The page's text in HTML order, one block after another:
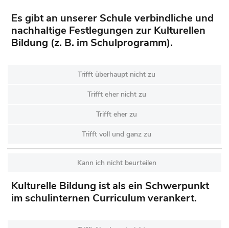
Es gibt an unserer Schule verbindliche und
nachhaltige Festlegungen zur Kulturellen
Bildung (z. B. im Schulprogramm).
Trifft überhaupt nicht zu
Trifft eher nicht zu
Trifft eher zu
Trifft voll und ganz zu
Kann ich nicht beurteilen
Kulturelle Bildung ist als ein Schwerpunkt
im schulinternen Curriculum verankert.